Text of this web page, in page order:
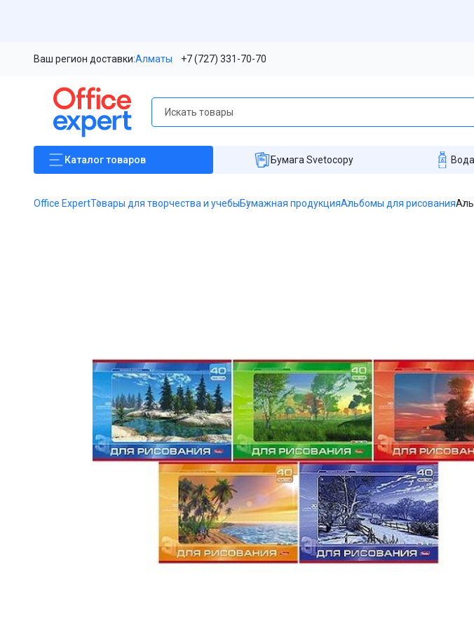
Ваш регион доставки:Алматы +7 (727) 331-70-70
Каталогтоваров Бумага Svetocopy
Office ExpertТовары для творчества и учебыБумажная продукцияАльбомы для рисования